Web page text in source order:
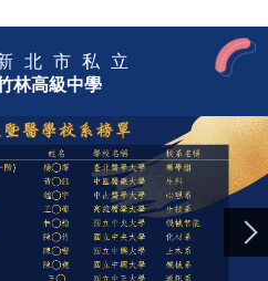
北市私立
林高級中學